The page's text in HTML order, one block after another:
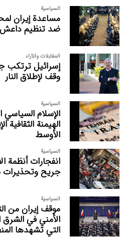
السیاسیة
مساعدة إیران
ضد تنظیم داعش
المقابلات والآراء
إسرائيل ترتكب
وقف لإطلاق النار
السیاسیة
الإسلام السياسي
الهيمنة الثقافية
الأوسط
السیاسیة
جريح وتحذيرات
السیاسیة
موقف إيران من
الأمني في
التي تشهدها